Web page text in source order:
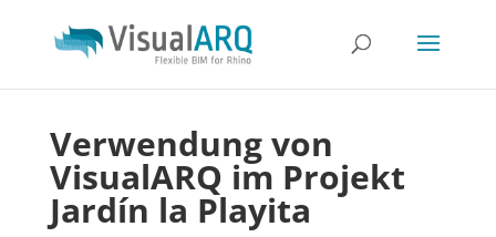
Verwendung von
VisualARQ im Projekt
Jardín la Playita